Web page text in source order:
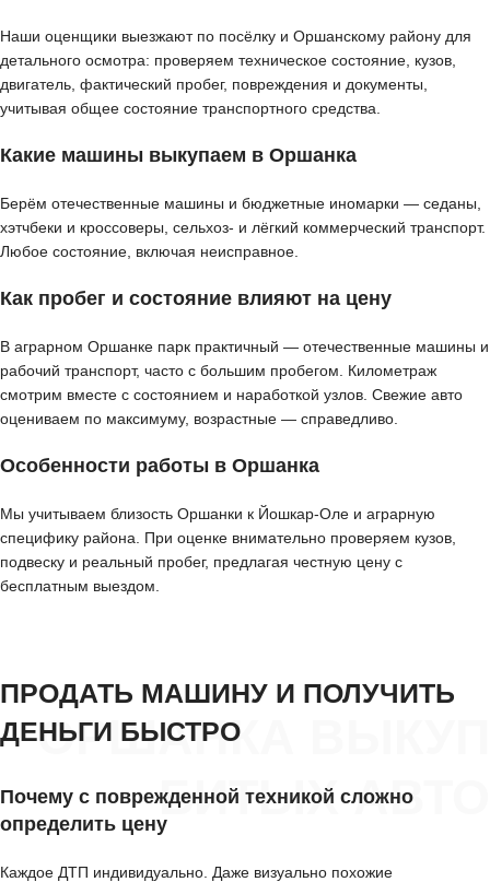
Наши оценщики выезжают по посёлку и Оршанскому району для
детального осмотра: проверяем техническое состояние, кузов,
двигатель, фактический пробег, повреждения и документы,
учитывая общее состояние транспортного средства.
Какие машины выкупаем в Оршанка
Берём отечественные машины и бюджетные иномарки — седаны,
хэтчбеки и кроссоверы, сельхоз- и лёгкий коммерческий транспорт.
Любое состояние, включая неисправное.
Как пробег и состояние влияют на цену
В аграрном Оршанке парк практичный — отечественные машины и
рабочий транспорт, часто с большим пробегом. Километраж
смотрим вместе с состоянием и наработкой узлов. Свежие авто
оцениваем по максимуму, возрастные — справедливо.
Особенности работы в Оршанка
Мы учитываем близость Оршанки к Йошкар-Оле и аграрную
специфику района. При оценке внимательно проверяем кузов,
подвеску и реальный пробег, предлагая честную цену с
бесплатным выездом.
ОРШАНКА ВЫКУП
БИТЫХ АВТО
ПРОДАТЬ МАШИНУ И ПОЛУЧИТЬ
ДЕНЬГИ БЫСТРО
Почему с поврежденной техникой сложно
определить цену
Каждое ДТП индивидуально. Даже визуально похожие